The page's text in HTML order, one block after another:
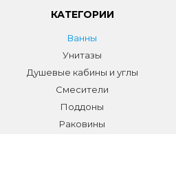
КАТЕГОРИИ
Ванны
Унитазы
Душевые кабины и углы
Смесители
Поддоны
Раковины